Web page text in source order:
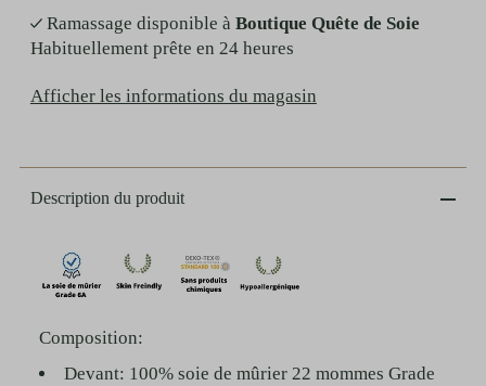
Ramassage disponible àBoutique Quête de Soie
Habituellement prête en 24 heures
Afficher les informations du magasin
Description du produit
Composition:
Devant: 100% soie de mûrier 22 mommes Grade